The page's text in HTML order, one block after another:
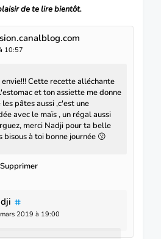
de te lire bientôt.
10:57
Cette recette alléchante
et ton assiette me donne
pâtes aussi ,c'est une
avec le maïs , un régal aussi
merci Nadji pour ta belle
bisous à toi bonne journée 😗
Supprimer
2019 à 19:00